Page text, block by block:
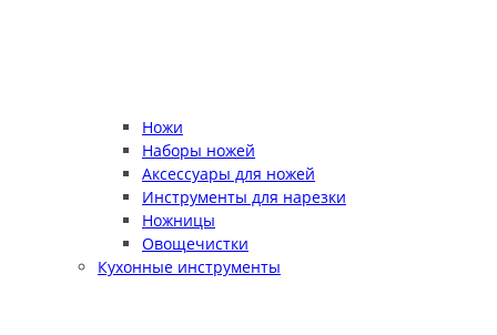
Ножи
Наборы ножей
Аксессуары для ножей
Инструменты для нарезки
Ножницы
Овощечистки
Кухонные инструменты